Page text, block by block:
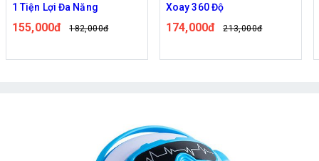
Lợi Đa Năng
182,000đ
Xoay 360 Độ
174,000đ 213,000đ